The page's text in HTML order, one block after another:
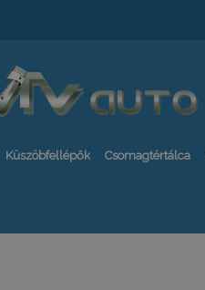
Küszöbfellépők Csomagtértálca